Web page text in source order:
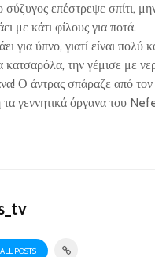
επέστρεψε σπίτι,
με κάτι φίλους για ποτά.
για ύπνο, γιατί είναι
κατσαρόλα, την γέμισε με
Ο άντρας σπάραζε από
τα γεννητικά όργανα του
POSTS